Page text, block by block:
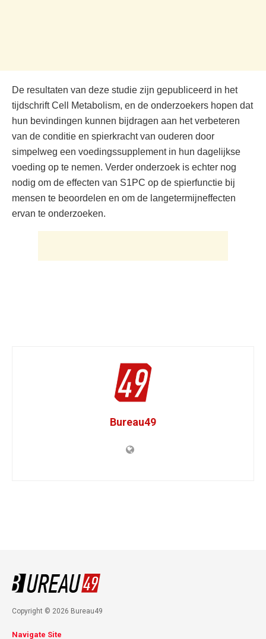
De resultaten van deze studie zijn gepubliceerd in het
tijdschrift Cell Metabolism, en de onderzoekers hopen dat
hun bevindingen kunnen bijdragen aan het verbeteren
van de conditie en spierkracht van ouderen door
simpelweg een voedingssupplement in hun dagelijkse
voeding op te nemen. Verder onderzoek is echter nog
nodig om de effecten van S1PC op de spierfunctie bij
mensen te beoordelen en om de langetermijneffecten
ervan te onderzoeken.
Bureau49
Copyright © 2026 Bureau49
Navigate Site